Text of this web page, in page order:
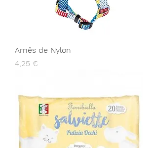
Arnês de Nylon
Preço
4,25 €